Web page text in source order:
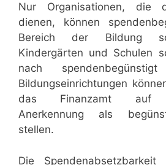
Nur Organisationen, die
dienen, können
Bereich der Bildung
Kindergärten und Schulen
nach
Bildungseinrichtungen
das Finanzamt auf
Anerkennung als
stellen.
Die